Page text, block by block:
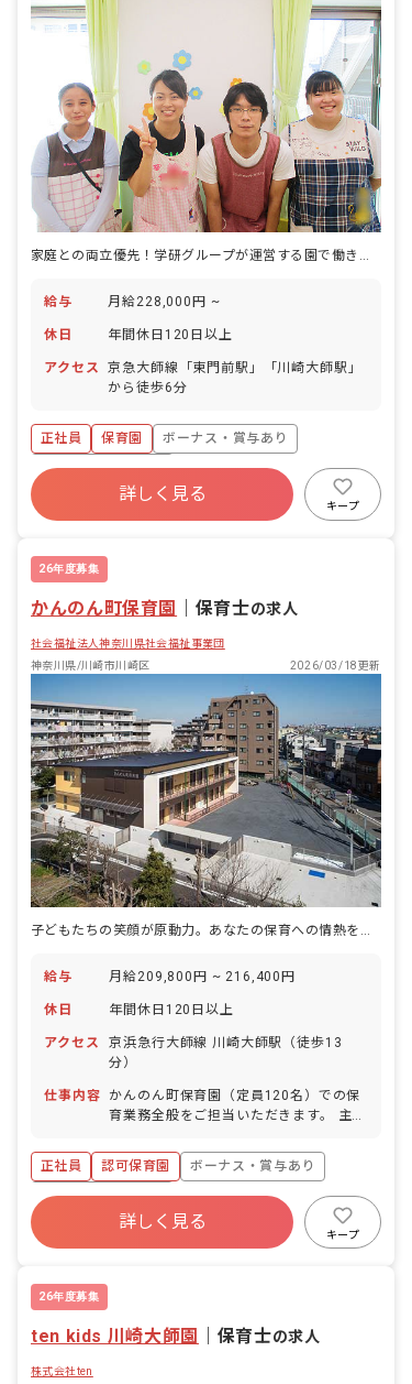
給与 月給228,000円 ~
休日 年間休日120日以上
アクセス
京急大師線「東門前駅」「川崎大師駅」
から徒歩6分
正社員 保育園
ボーナス・賞与あり
年間休日120日以上
寮・住宅・家賃補助あり
社会保険完備
残業少なめ
詳しく見る
キープ
26年度募集
かんのん町保育園 保育士の求人
社会福祉法人神奈川県社会福祉事業団
神奈川県/川崎市川崎区
2026/03/18更新
子どもたちの笑顔が原動力。あなたの保育への情熱を、ここで輝かせよう！
給与 月給209,800円 ~ 216,400円
休日 年間休日120日以上
アクセス
京浜急行大師線 川崎大師駅（徒歩13
分）
仕事内容
かんのん町保育園（定員120名）での保
育業務全般をご担当いただきます。 主な
作、散歩、音楽、お絵かきなどの活動指
導 ・教材の検討および準備 ・行事の計
画、立案 ・連絡ノートの作成（主に手書
き） ・施設内の安全点検 ■園庭有無：あ
正社員 認可保育園
ボーナス・賞与あり
年間休日120日以上
寮・住宅・家賃補助あり
社会保険完備
昇給昇進あり
詳しく見る
キープ
26年度募集
ten kids 川崎大師園 保育士の求人
株式会社ten